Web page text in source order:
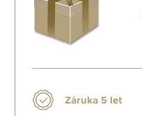
Záruka 5 let